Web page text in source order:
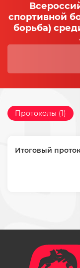
спортивной
борьба)
Протоколы (1)
Итоговый